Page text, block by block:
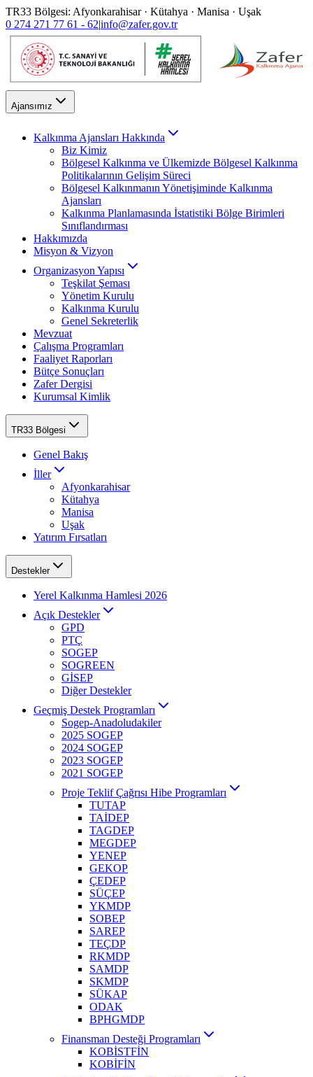
TR33 Bölgesi: Afyonkarahisar · Kütahya · Manisa · Uşak
0 274 271 77 61 - 62|info@zafer.gov.tr
Ajansımız
Kalkınma Ajansları Hakkında
Biz Kimiz
Bölgesel Kalkınma ve Ülkemizde Bölgesel Kalkınma
Politikalarının Gelişim Süreci
Bölgesel Kalkınmanın Yönetişiminde Kalkınma
Ajansları
Kalkınma Planlamasında İstatistiki Bölge Birimleri
Sınıflandırması
Hakkımızda
Misyon & Vizyon
Organizasyon Yapısı
Teşkilat Şeması
Yönetim Kurulu
Kalkınma Kurulu
Genel Sekreterlik
Mevzuat
Çalışma Programları
Faaliyet Raporları
Bütçe Sonuçları
Zafer Dergisi
Kurumsal Kimlik
TR33 Bölgesi
Genel Bakış
İller
Afyonkarahisar
Kütahya
Manisa
Uşak
Yatırım Fırsatları
Destekler
Yerel Kalkınma Hamlesi 2026
Açık Destekler
GPD
PTÇ
SOGEP
SOGREEN
GİSEP
Diğer Destekler
Geçmiş Destek Programları
Sogep-Anadoludakiler
2025 SOGEP
2024 SOGEP
2023 SOGEP
2021 SOGEP
Proje Teklif Çağrısı Hibe Programları
TUTAP
TAİDEP
TAGDEP
MEGDEP
YENEP
GEKOP
ÇEDEP
SÜÇEP
YKMDP
SOBEP
SAREP
TEÇDP
RKMDP
SAMDP
SKMDP
SÜKAP
ODAK
BPHGMDP
Finansman Desteği Programları
KOBİSTFİN
KOBİFİN